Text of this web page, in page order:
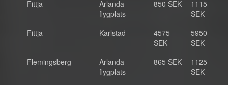
Fittja
Arlanda
flygplats
850 SEK
1115
SEK
Fittja
Karlstad
4575
SEK
5950
SEK
Flemingsberg
Arlanda
flygplats
865 SEK
1125
SEK